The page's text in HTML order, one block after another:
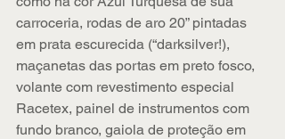
carroceria, rodas de aro 20” pintadas
em prata escurecida (“darksilver!),
maçanetas das portas em preto fosco,
volante com revestimento especial
Racetex, painel de instrumentos com
fundo branco, gaiola de proteção em